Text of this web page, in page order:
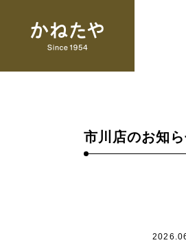
市川店のお知